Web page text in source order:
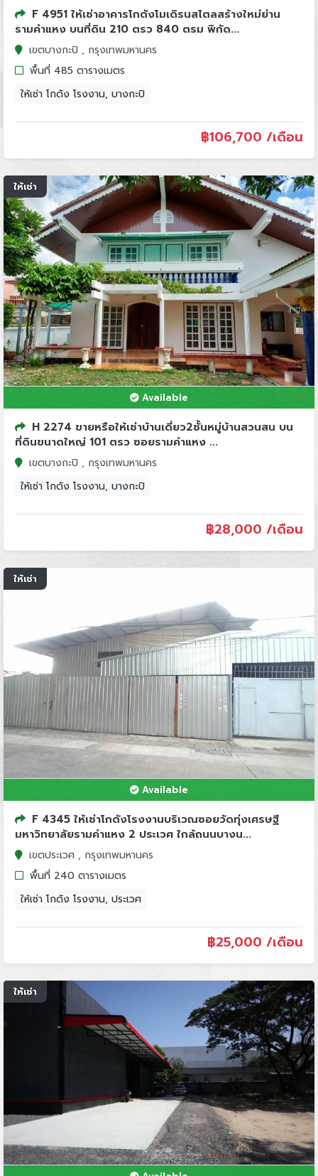
F 4951 ให้เช่าอาคารโกดังโมเดิรนสไตลสร้างใหม่ย่าน
รามคำแหง บนที่ดิน 210 ตรว 840 ตรม พิกัด...
เขตบางกะปิ , กรุงเทพมหานคร
พื้นที่ 485 ตารางเมตร
ให้เช่า โกดัง โรงงาน, บางกะปิ
฿106,700 /เดือน
ให้เช่า
Available
H 2274 ขายหรือให้เช่าบ้านเดี่ยว2ชั้นหมู่บ้านสวนสน บน
ที่ดินขนาดใหญ่ 101 ตรว ซอยรามคำแหง ...
เขตบางกะปิ , กรุงเทพมหานคร
ให้เช่า โกดัง โรงงาน, บางกะปิ
฿28,000 /เดือน
ให้เช่า
Available
F 4345 ให้เช่าโกดังโรงงานบริเวณซอยวัดทุ่งเศรษฐี
มหาวิทยาลัยรามคำแหง 2 ประเวศ ใกล้ถนนบางน...
เขตประเวศ , กรุงเทพมหานคร
พื้นที่ 240 ตารางเมตร
ให้เช่า โกดัง โรงงาน, ประเวศ
฿25,000 /เดือน
ให้เช่า